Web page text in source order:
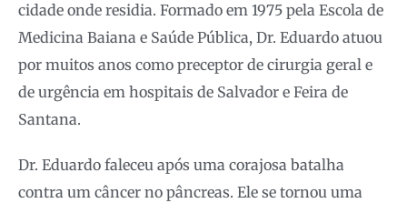
cidade onde residia. Formado em 1975 pela Escola de
Medicina Baiana e Saúde Pública, Dr. Eduardo atuou
por muitos anos como preceptor de cirurgia geral e
de urgência em hospitais de Salvador e Feira de
Santana.
Dr. Eduardo faleceu após uma corajosa batalha
contra um câncer no pâncreas. Ele se tornou uma